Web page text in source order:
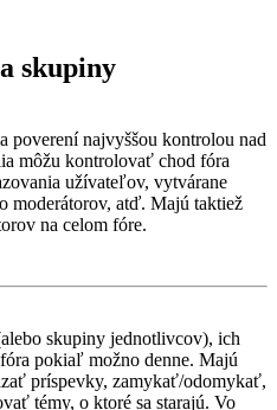
skupiny
poverení najvyššou kontrolou nad
môžu kontrolovať chod fóra
užívateľov, vytvárane
moderátorov, atď. Majú taktiež
na celom fóre.
skupiny jednotlivcov), ich
pokiaľ možno denne. Majú
príspevky, zamykať/odomykať,
témy, o ktoré sa starajú. Vo